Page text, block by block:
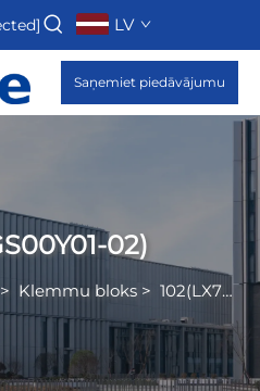
LV
Saņemiet piedāvājumu
02)
> Klemmu bloks > 102(LX7GS00Y01-02)